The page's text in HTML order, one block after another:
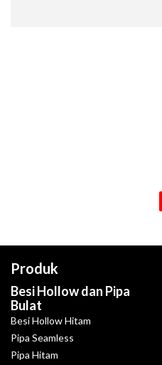
Produk
Besi Hollow dan Pipa
Bulat
Besi Hollow Hitam
Pipa Seamless
Pipa Hitam